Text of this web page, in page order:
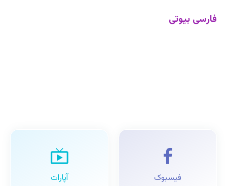
فارسی بیوتی
فیسبوک آپارات